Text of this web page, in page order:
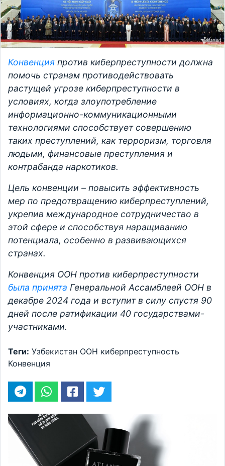
Конвенция против киберпреступности должна
помочь странам противодействовать
растущей угрозе киберпреступности в
условиях, когда злоупотребление
информационно-коммуникационными
технологиями способствует совершению
таких преступлений, как терроризм, торговля
людьми, финансовые преступления и
контрабанда наркотиков.
Цель конвенции – повысить эффективность
мер по предотвращению киберпреступлений,
укрепив международное сотрудничество в
этой сфере и способствуя наращиванию
потенциала, особенно в развивающихся
странах.
Конвенция ООН против киберпреступности
была принята Генеральной Ассамблеей ООН в
декабре 2024 года и вступит в силу спустя 90
дней после ратификации 40 государствами-
участниками.
Теги: Узбекистан ООН киберпреступность
Конвенция